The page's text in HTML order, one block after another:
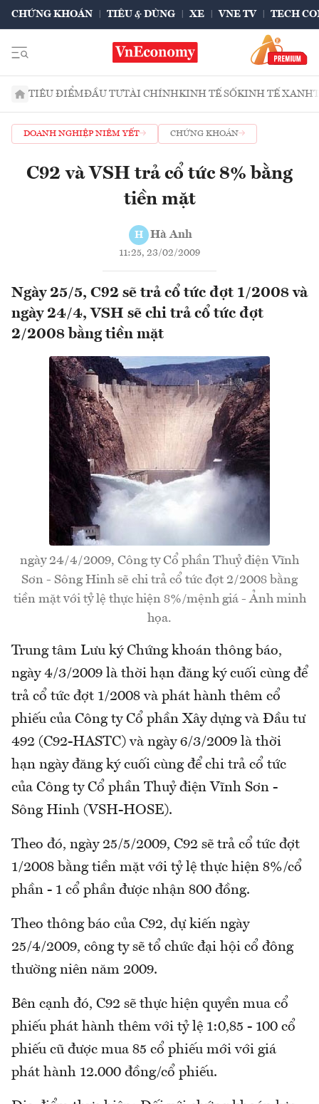
CHỨNG KHOÁN TIÊU & DÙNG XE VNE TV TECH
TIÊU ĐIỂMĐẦU TƯTÀI CHÍNHKINH TẾ SỐKINH TẾ XANH
DOANH NGHIỆP NIÊM YẾT CHỨNG KHOÁN
C92 và VSH trả cổ tức 8% bằng
tiền mặt
H Hà Anh
11:25, 23/02/2009
Ngày 25/5, C92 sẽ trả cổ tức đợt 1/2008 và
ngày 24/4, VSH sẽ chi trả cổ tức đợt
2/2008 bằng tiền mặt
ngày 24/4/2009, Công ty Cổ phần Thuỷ điện Vĩnh
Sơn - Sông Hinh sẽ chi trả cổ tức đợt 2/2008 bằng
tiền mặt với tỷ lệ thực hiện 8%/mệnh giá - Ảnh minh
họa.
Trung tâm Lưu ký Chứng khoán thông báo,
ngày 4/3/2009 là thời hạn đăng ký cuối cùng để
trả cổ tức đợt 1/2008 và phát hành thêm cổ
phiếu của Công ty Cổ phần Xây dựng và Đầu tư
492 (C92-HASTC) và ngày 6/3/2009 là thời
hạn ngày đăng ký cuối cùng để chi trả cổ tức
của Công ty Cổ phần Thuỷ điện Vĩnh Sơn -
Sông Hinh (VSH-HOSE).
Theo đó, ngày 25/5/2009, C92 sẽ trả cổ tức đợt
1/2008 bằng tiền mặt với tỷ lệ thực hiện 8%/cổ
phần - 1 cổ phần được nhận 800 đồng.
Theo thông báo của C92, dự kiến ngày
25/4/2009, công ty sẽ tổ chức đại hội cổ đông
thường niên năm 2009.
Bên cạnh đó, C92 sẽ thực hiện quyền mua cổ
phiếu phát hành thêm với tỷ lệ 1:0,85 - 100 cổ
phiếu cũ được mua 85 cổ phiếu mới với giá
phát hành 12.000 đồng/cổ phiếu.